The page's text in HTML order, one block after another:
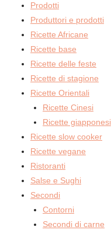
Prodotti
Produttori e prodotti
Ricette Africane
Ricette base
Ricette delle feste
Ricette di stagione
Ricette Orientali
Ricette Cinesi
Ricette giapponesi
Ricette slow cooker
Ricette vegane
Ristoranti
Salse e Sughi
Secondi
Contorni
Secondi di carne